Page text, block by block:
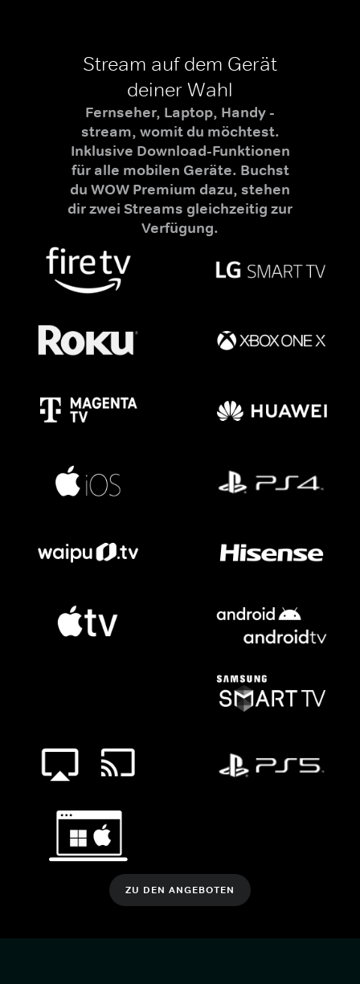
Stream auf dem Gerät
deiner Wahl
Fernseher, Laptop, Handy -
stream, womit du möchtest.
Inklusive Download-Funktionen
für alle mobilen Geräte. Buchst
du WOW Premium dazu, stehen
dir zwei Streams gleichzeitig zur
Verfügung.
ZU DEN ANGEBOTEN